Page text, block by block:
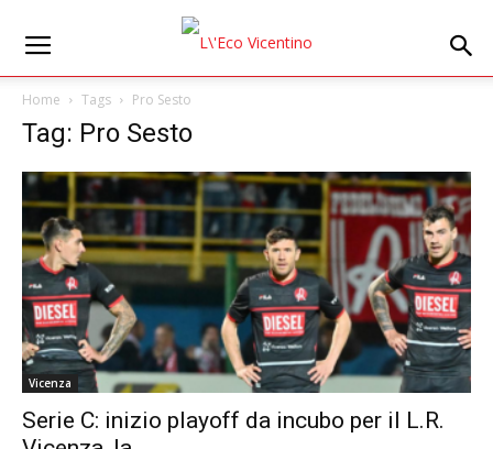
Home Tags Pro Sesto
Tag: Pro Sesto
Vicenza
Serie C: inizio playoff da incubo per il L.R.